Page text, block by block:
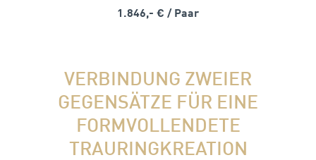
1.846,- € / Paar
VERBINDUNG ZWEIER
GEGENSÄTZE FÜR EINE
FORMVOLLENDETE
TRAURINGKREATION